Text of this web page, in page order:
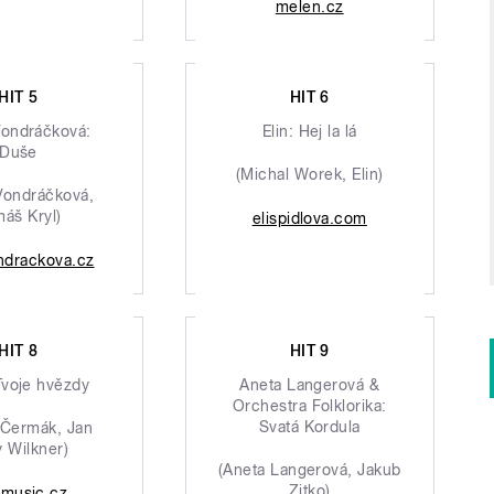
melen.cz
5
Duše
Kryl)
HIT 6
Elin: Hej la lá
(Michal Worek, Elin)
elispidlova.com
8
hvězdy
Jan
Wilkner)
HIT 9
Aneta Langerová &
Orchestra Folklorika:
Svatá Kordula
(Aneta Langerová, Jakub
Zitko)